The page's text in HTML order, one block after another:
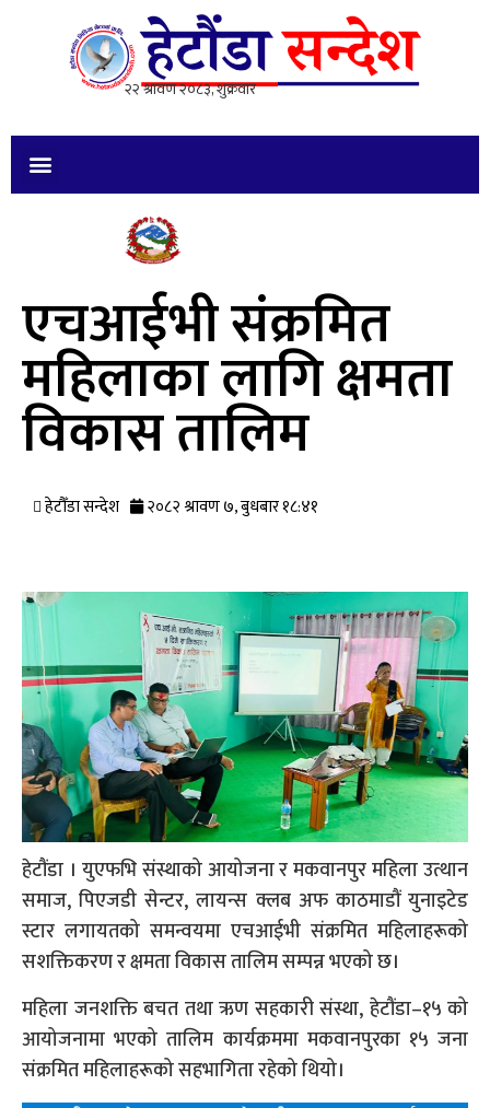
एचआईभी संक्रमित
महिलाका लागि क्षमता
विकास तालिम
हेटौँडा सन्देश २०८२ श्रावण ७, बुधबार १८:४१
हेटौंडा । युएफभि संस्थाको आयोजना र मकवानपुर महिला उत्थान
समाज, पिएजडी सेन्टर, लायन्स क्लब अफ काठमाडौं युनाइटेड
स्टार लगायतको समन्वयमा एचआईभी संक्रमित महिलाहरूको
सशक्तिकरण र क्षमता विकास तालिम सम्पन्न भएको छ।
महिला जनशक्ति बचत तथा ऋण सहकारी संस्था, हेटौंडा–१५ को
आयोजनामा भएको तालिम कार्यक्रममा मकवानपुरका १५ जना
संक्रमित महिलाहरूको सहभागिता रहेको थियो।